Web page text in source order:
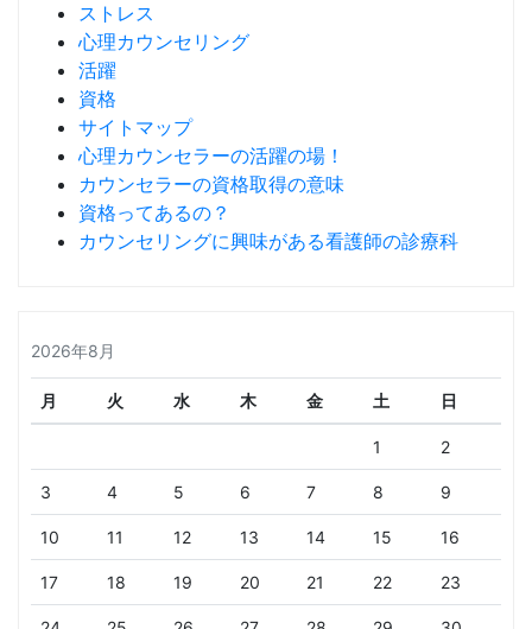
ストレス
心理カウンセリング
活躍
資格
サイトマップ
心理カウンセラーの活躍の場！
カウンセラーの資格取得の意味
資格ってあるの？
カウンセリングに興味がある看護師の診療科
2026年8月
月 火 水 木 金 土 日
1 2
3 4 5 6 7 8 9
10 11 12 13 14 15 16
17 18 19 20 21 22 23